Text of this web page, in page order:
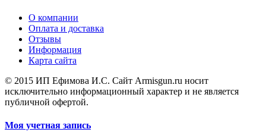
О компании
Оплата и доставка
Отзывы
Информация
Карта сайта
© 2015 ИП Ефимова И.С. Сайт Armisgun.ru носит
исключительно информационный характер и не является
публичной офертой.
Моя учетная запись